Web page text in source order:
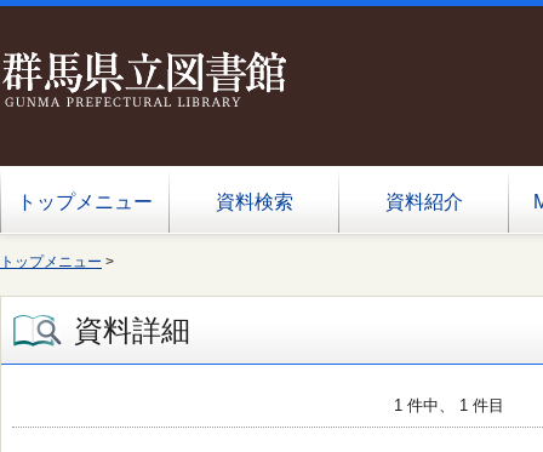
トップメニュー 資料検索 資料紹介
トップメニュー >
資料詳細
1 件中、 1 件目